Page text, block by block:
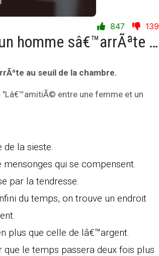
847 139
Lâ€™amitiÃ© entre une femme et un homme sâ€™arrÃªte au seuil de la chambre.
au seuil de la chambre.
entre une femme et un
la sieste.
qui se compensent.
par la tendresse.
du temps, on trouve un endroit
plus que celle de lâ€™argent.
le temps passera deux fois plus